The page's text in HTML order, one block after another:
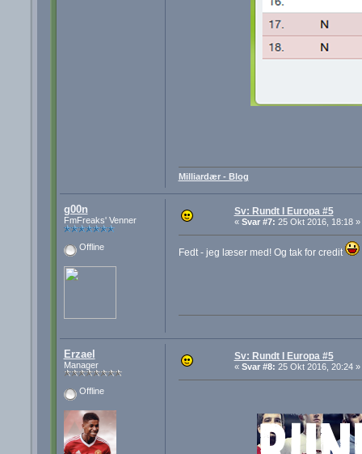
Milliardær - Blog
g00n
FmFreaks' Venner
Offline
Sv: Rundt I Europa #5
« Svar #7: 25 Okt 2016, 18:18 »
Fedt - jeg læser med! Og tak for credit
Erzael
Manager
Offline
Sv: Rundt I Europa #5
« Svar #8: 25 Okt 2016, 20:24 »